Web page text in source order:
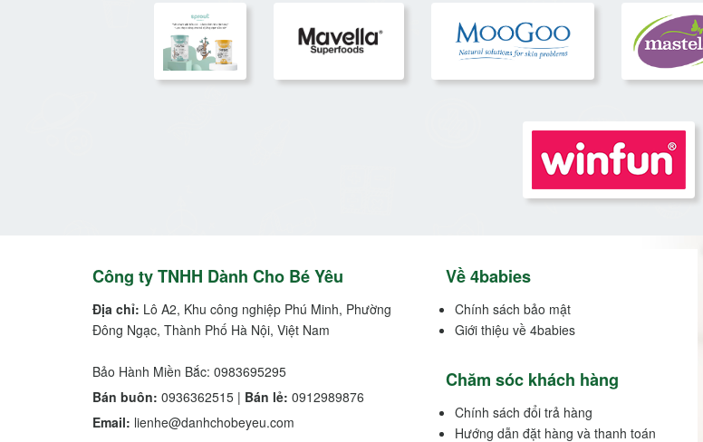
Về 4babies
Chính sách bảo mật
Giới thiệu về 4babies
Chăm sóc khách hàng
Chính sách đổi trả hàng
Hướng dẫn đặt hàng và thanh toán
Công ty TNHH Dành Cho Bé Yêu
Địa chỉ: Lô A2, Khu công nghiệp Phú Minh, Phường
Đông Ngạc, Thành Phố Hà Nội, Việt Nam
Bảo Hành Miền Bắc: 0983695295
Bán buôn: 0936362515 | Bán lẻ: 0912989876
Email: lienhe@danhchobeyeu.com